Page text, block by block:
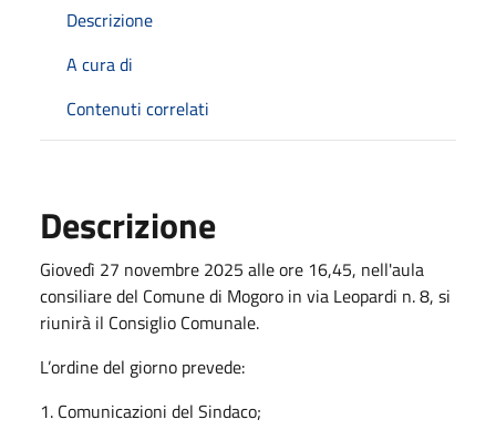
Descrizione
A cura di
Contenuti correlati
Descrizione
Giovedì 27 novembre 2025 alle ore 16,45, nell'aula
consiliare del Comune di Mogoro in via Leopardi n. 8, si
riunirà il Consiglio Comunale.
L’ordine del giorno prevede:
1. Comunicazioni del Sindaco;